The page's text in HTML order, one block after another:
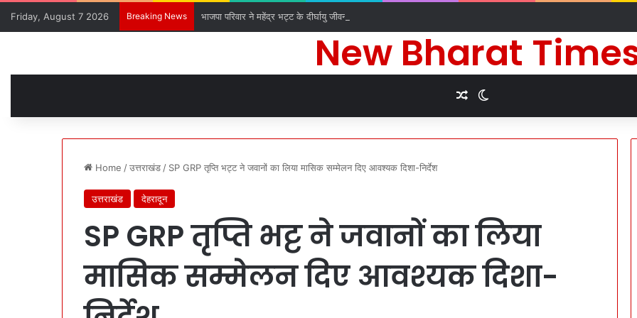
Friday, August 7 2026 Breaking News भाजपा परिवार ने महेंद्र भट्ट के दीर्घायु जीवन की कामना के लिए किए धार्मिक अनुष्ठान
New Bharat
Random Article
Home /उत्तराखंड / SP GRP तृप्ति भट्ट ने जवानों का लिया मासिक सम्मेलन दिए आवश्यक दिशा-निर्देश
उत्तराखंड देहरादून
SP GRP तृप्ति भट्ट ने जवानों का लिया
मासिक सम्मेलन दिए आवश्यक दिशा-